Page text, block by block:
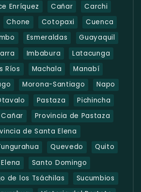
Enríquez
Cañar
Carchi
Chone Cotopaxi
Cuenca
Esmeraldas
Guayaquil
Imbabura
Latacunga
Ríos Machala
Manabí
Morona-Santiago
Napo
Pastaza
Pichincha
Provincia de Pastaza
de Santa Elena
Quevedo
Quito
Santo Domingo
de los Tsáchilas
Sucumbios